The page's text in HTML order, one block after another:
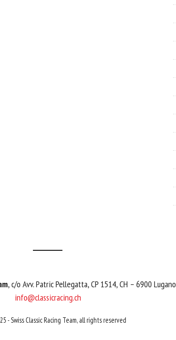
, c/o Avv. Patric Pellegatta, CP 1514, CH – 6900 Lugano
info@classicracing.ch
- Swiss Classic Racing Team, all rights reserved